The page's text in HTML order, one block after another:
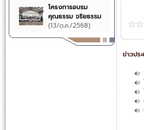
โครงการอบรม
คุณธรรม จริยธรรม
(13/ต.ค./2568)
ข่าวปร